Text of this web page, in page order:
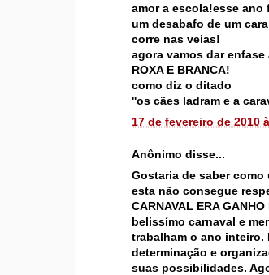
amor a escola!esse
um desabafo de um
corre nas veias!
agora vamos dar
ROXA E BRANCA!
como diz o ditado
''os cães ladram e a
17 de fevereiro de 2010
Anônimo disse...
Gostaria de saber
esta não consegue
CARNAVAL ERA
belissímo carnaval e
trabalham o ano inteiro.
determinação e
suas possibilidades.